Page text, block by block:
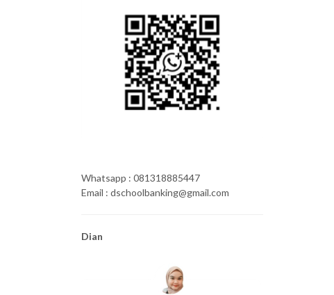
Whatsapp : 081318885447
Email : dschoolbanking@gmail.com
Dian